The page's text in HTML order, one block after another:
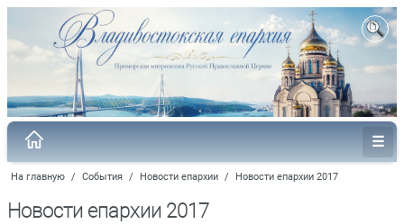
На главную / События / Новости епархии / Новости епархии 2017
Новости епархии 2017